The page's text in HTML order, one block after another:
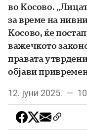
во Косово.
за време на
Косово, ќе
важечкото
правата
објави
12. јуни 2025. —